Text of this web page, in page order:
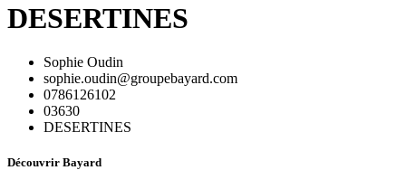
DESERTINES
Sophie Oudin
sophie.oudin@groupebayard.com
0786126102
03630
DESERTINES
Découvrir Bayard